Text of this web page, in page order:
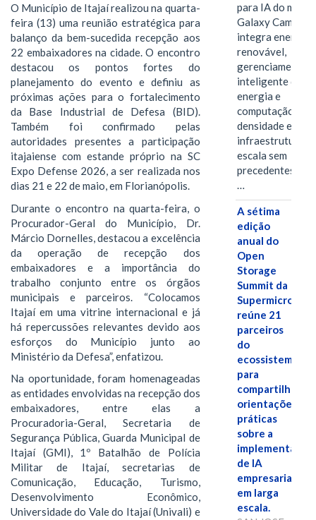
O Município de Itajaí realizou na quarta-
feira (13) uma reunião estratégica para
balanço da bem-sucedida recepção aos
22 embaixadores na cidade. O encontro
destacou os pontos fortes do
planejamento do evento e definiu as
próximas ações para o fortalecimento
da Base Industrial de Defesa (BID).
Também foi confirmado pelas
autoridades presentes a participação
itajaiense com estande próprio na SC
Expo Defense 2026, a ser realizada nos
dias 21 e 22 de maio, em Florianópolis.
Durante o encontro na quarta-feira, o
Procurador-Geral do Município, Dr.
Márcio Dornelles, destacou a excelência
da operação de recepção dos
embaixadores e a importância do
trabalho conjunto entre os órgãos
municipais e parceiros. “Colocamos
Itajaí em uma vitrine internacional e já
há repercussões relevantes devido aos
esforços do Município junto ao
Ministério da Defesa”, enfatizou.
Na oportunidade, foram homenageadas
as entidades envolvidas na recepção dos
embaixadores, entre elas a
Procuradoria-Geral, Secretaria de
Segurança Pública, Guarda Municipal de
Itajaí (GMI), 1º Batalhão de Polícia
Militar de Itajaí, secretarias de
Comunicação, Educação, Turismo,
Desenvolvimento Econômico,
Universidade do Vale do Itajaí (Univali) e
para IA do
Galaxy Campus
integra energia
renovável,
gerenciamento
inteligente de
energia e
computação de
densidade em
infraestrutura
escala sem
…
A sétima
edição
anual do
Open
Storage
Summit da
Supermicro
reúne 21
parceiros
do
ecossistema
para
compartilhar
orientações
práticas
sobre a
implementação
de IA
empresarial
em larga
escala.